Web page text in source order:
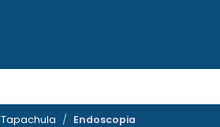
Tapachula Endoscopia